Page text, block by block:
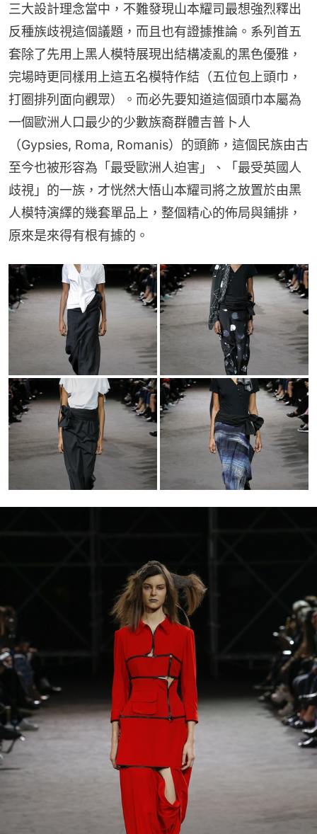
三大設計理念當中，不難發現山本耀司最想強烈釋出
反種族歧視這個議題，而且也有證據推論。系列首五
套除了先用上黑人模特展現出結構凌亂的黑色優雅，
完場時更同樣用上這五名模特作結（五位包上頭巾，
打圈排列面向觀眾）。而必先要知道這個頭巾本屬為
一個歐洲人口最少的少數族裔群體吉普卜人
（Gypsies, Roma, Romanis）的頭飾，這個民族由古
至今也被形容為「最受歐洲人迫害」、「最受英國人
歧視」的一族，才恍然大悟山本耀司將之放置於由黑
人模特演繹的幾套單品上，整個精心的佈局與鋪排，
原來是來得有根有據的。